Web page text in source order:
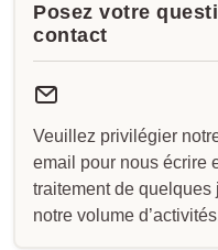
Posez votre
contact
Veuillez privilégier
email pour nous écrire
traitement de
notre volume